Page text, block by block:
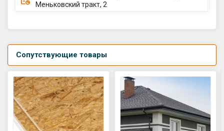
Меньковский тракт, 2
Сопутствующие товары